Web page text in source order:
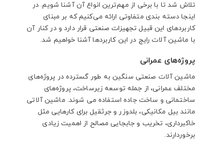
تلاش شد تا با برخی از مهم‌ترین انواع آن آشنا شویم. در
اینجا دسته بندی متفاوتی ارائه می‌کنیم که بر مبنای
کاربردهای این قبیل تجهیزات صنعتی قرار دارد و در کنار آن
با ماشین آلات رایج در این کاربردها آشنا خواهیم شد.
پروژه‌های عمرانی
ماشین آلات صنعتی سنگین به طور گسترده در پروژه‌های
مختلف عمرانی، از جمله توسعه زیرساخت، پروژه‌های
ساختمانی و ساخت جاده استفاده می شوند. ماشین آلاتی
مانند بیل مکانیکی، بلدوزر و جرثقیل برای کارهایی مثل
خاکبرداری، تخریب و جابجایی مصالح از اهمیت زیادی
برخوردارند.